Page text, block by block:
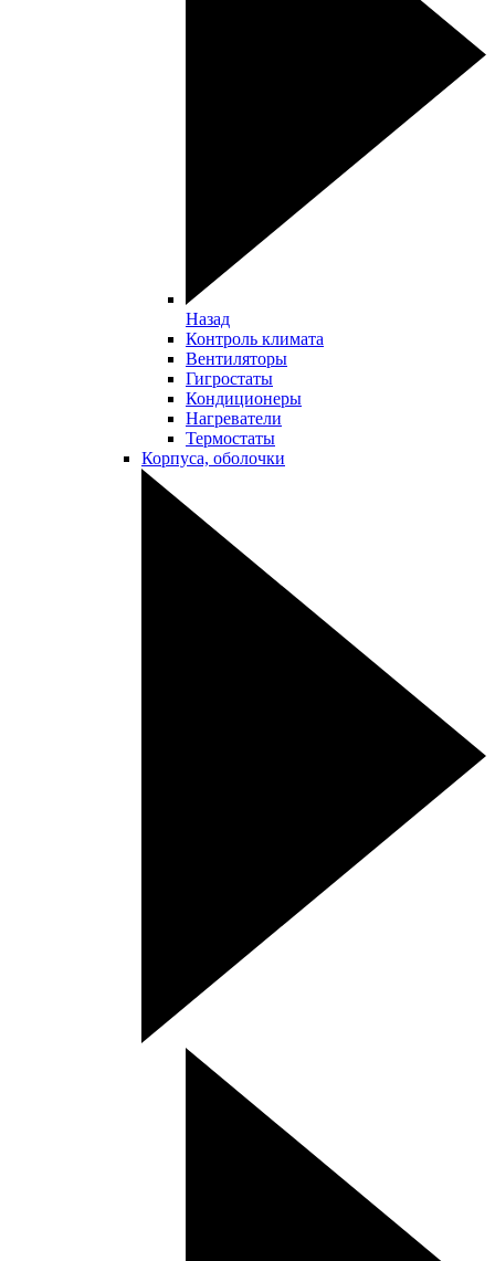
Назад
Контроль климата
Вентиляторы
Гигростаты
Кондиционеры
Нагреватели
Термостаты
Корпуса, оболочки